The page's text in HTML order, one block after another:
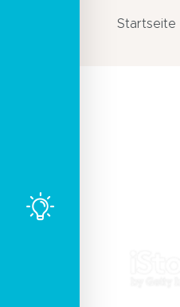
Startseite